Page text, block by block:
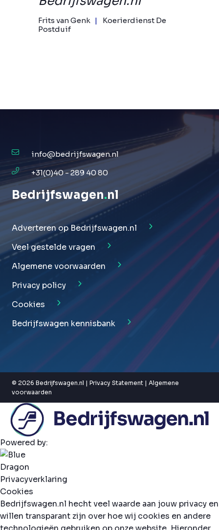
Frits van Genk
Koerierdienst De
Postduif
info@bedrijfswagen.nl
+31(0)40 - 289 40 80
Bedrijfswagen.nl
Adverteren op Bedrijfswagen.nl
Veel gestelde vragen
Algemene voorwaarden
Privacy policy
Cookies
Bedrijfswagen kennisbank
© 2026 Bedrijfswagen.nl | Privacy Statement | Algemene
voorwaarden
Powered by:
Privacyverklaring
Cookies
Bedrijfswagen.nl hecht veel waarde aan jouw privacy en
willen transparant zijn over hoe wij cookies en andere